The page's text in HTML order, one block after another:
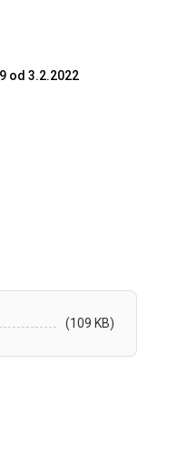
od 3.2.2022
(109 KB)